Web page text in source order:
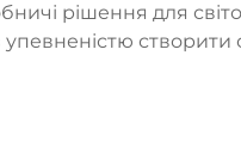
рішення для
упевненістю